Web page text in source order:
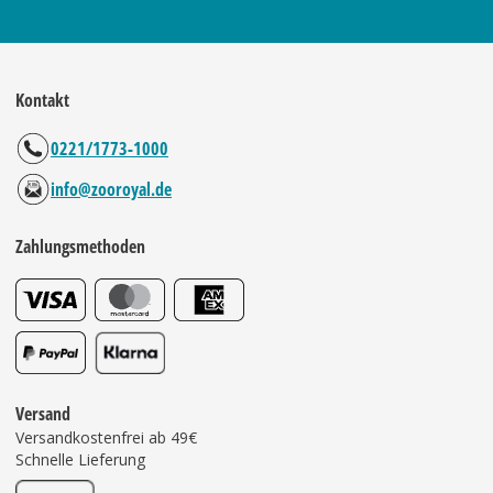
Kontakt
0221/1773-1000
info@zooroyal.de
Zahlungsmethoden
Versand
Versandkostenfrei ab 49€
Schnelle Lieferung